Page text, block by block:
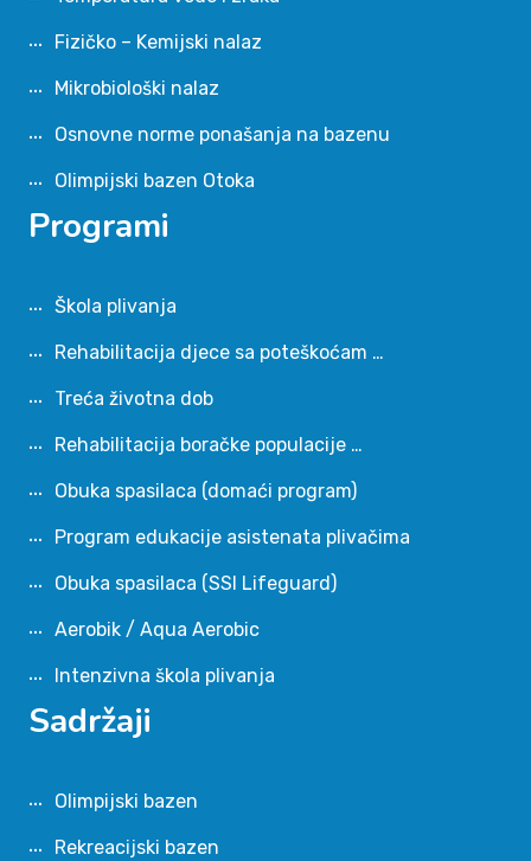
Fizičko – Kemijski nalaz
Mikrobiološki nalaz
Osnovne norme ponašanja na bazenu
Olimpijski bazen Otoka
Programi
Škola plivanja
Rehabilitacija djece sa poteškoćam …
Treća životna dob
Rehabilitacija boračke populacije …
Obuka spasilaca (domaći program)
Program edukacije asistenata plivačima
Obuka spasilaca (SSI Lifeguard)
Aerobik / Aqua Aerobic
Intenzivna škola plivanja
Sadržaji
Olimpijski bazen
Rekreacijski bazen